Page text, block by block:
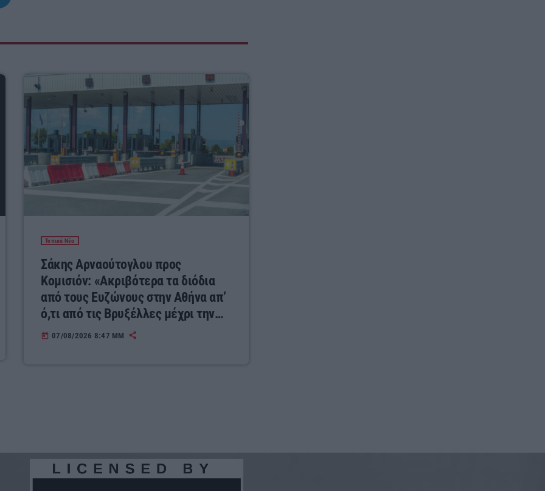
Τοπικά Νέα
Σάκης Αρναούτογλου προς
Κομισιόν: «Ακριβότερα τα διόδια
από τους Ευζώνους στην Αθήνα απ’
ό,τι από τις Βρυξέλλες μέχρι την
Ελλάδα»
today 07/08/2026 8:47 ΜΜ